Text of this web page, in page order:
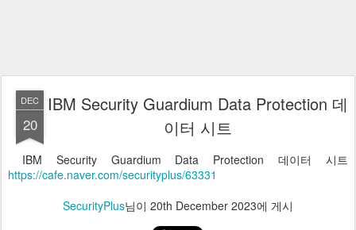
DEC
20
IBM Security Guardium Data Protection 데
이터 시트
IBM Security Guardium Data Protection 데이터 시트
https://cafe.naver.com/securityplus/63331
SecurityPlus님이 20th December 2023에 게시